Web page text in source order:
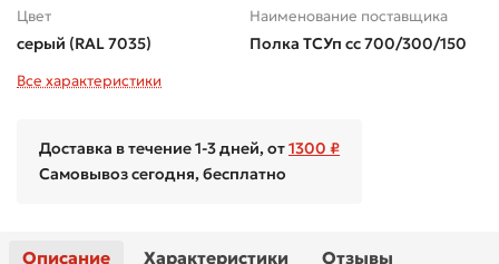
Цвет
серый (RAL 7035)
Наименование поставщика
Полка ТСУп сс 700/300/150
Все характеристики
Доставка в течение 1-3 дней, от1300 ₽
Самовывоз сегодня, бесплатно
Описание Характеристики Отзывы